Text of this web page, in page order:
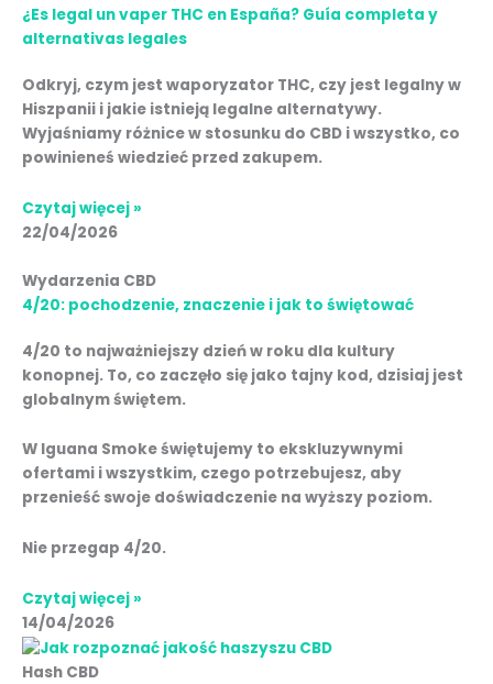
¿Es legal un vaper THC en España? Guía completa y
alternativas legales
Odkryj, czym jest waporyzator THC, czy jest legalny w
Hiszpanii i jakie istnieją legalne alternatywy.
Wyjaśniamy różnice w stosunku do CBD i wszystko, co
powinieneś wiedzieć przed zakupem.
Czytaj więcej »
22/04/2026
Wydarzenia CBD
4/20: pochodzenie, znaczenie i jak to świętować
4/20 to najważniejszy dzień w roku dla kultury
konopnej. To, co zaczęło się jako tajny kod, dzisiaj jest
globalnym świętem.
W Iguana Smoke świętujemy to ekskluzywnymi
ofertami i wszystkim, czego potrzebujesz, aby
przenieść swoje doświadczenie na wyższy poziom.
Nie przegap 4/20.
Czytaj więcej »
14/04/2026
Hash CBD